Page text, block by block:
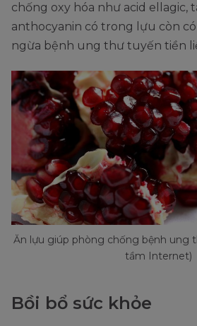
chống oxy hóa như acid ellagic,
anthocyanin có trong lựu còn
ngừa bệnh ung thư tuyến tiền
Ăn lựu giúp phòng chống bệnh ung
tầm Internet)
Bồi bổ sức khỏe